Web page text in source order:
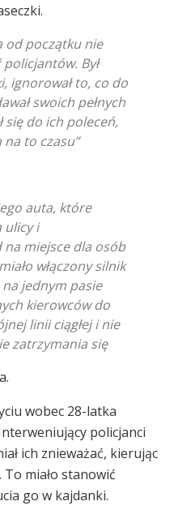
od początku nie
policjantów. Był
ignorował to, co do
swoich pełnych
się do ich poleceń,
na to czasu”
auta, które
ulicy i
na miejsce dla osób
włączony silnik
jednym pasie
kierowców do
linii ciągłej i nie
zatrzymania się
wobec 28-latka
policjanci
ich znieważać, kierując
miało stanowić
go w kajdanki.